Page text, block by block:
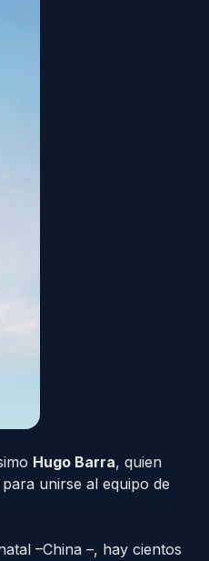
Hugo Barra, quien
unirse al equipo de
–China –, hay cientos